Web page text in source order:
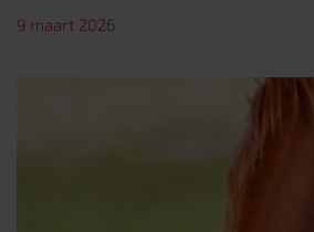
9 maart 2026